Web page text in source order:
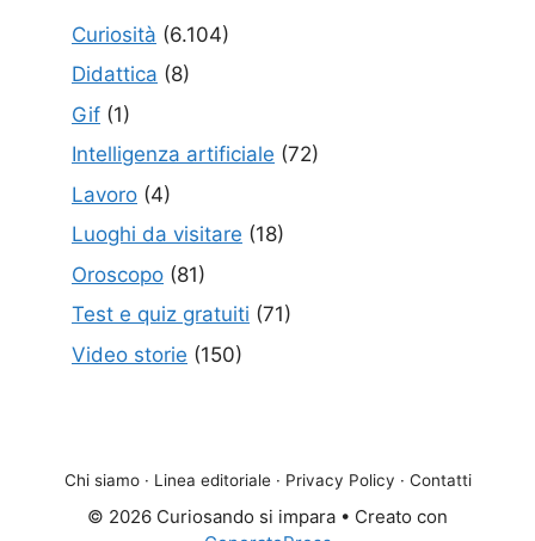
Curiosità (6.104)
Didattica (8)
Gif (1)
Intelligenza artificiale (72)
Lavoro (4)
Luoghi da visitare (18)
Oroscopo (81)
Test e quiz gratuiti (71)
Video storie (150)
Chi siamo · Linea editoriale · Privacy Policy · Contatti
© 2026 Curiosando si impara • Creato con